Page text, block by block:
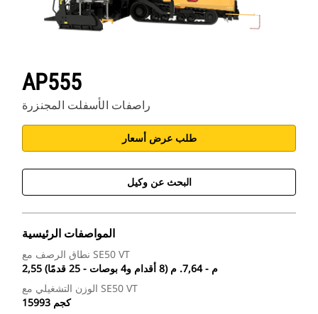
AP555
راصفات الأسفلت المجنزرة
طلب عرض أسعار
البحث عن وكيل
المواصفات الرئيسية
نطاق الرصف مع SE50 VT
2,55 م - 7,64. م (8 أقدام و4 بوصات - 25 قدمًا)
الوزن التشغيلي مع SE50 VT
15993 كجم